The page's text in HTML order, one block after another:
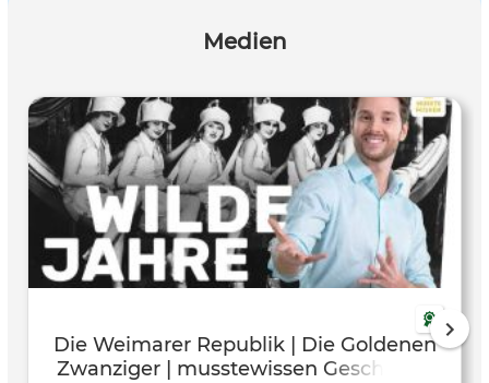
Medien
Die Weimarer Republik | Die Goldenen
Zwanziger | musstewissen Geschichte